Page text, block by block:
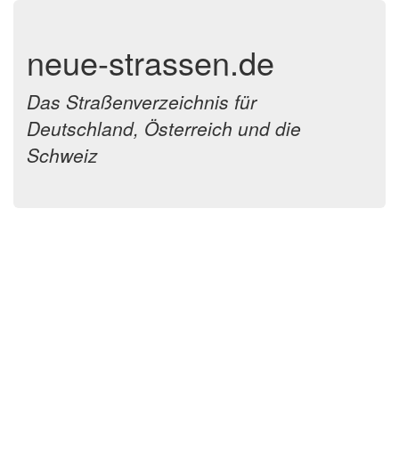
neue-strassen.de
Das Straßenverzeichnis für
Deutschland, Österreich und die
Schweiz